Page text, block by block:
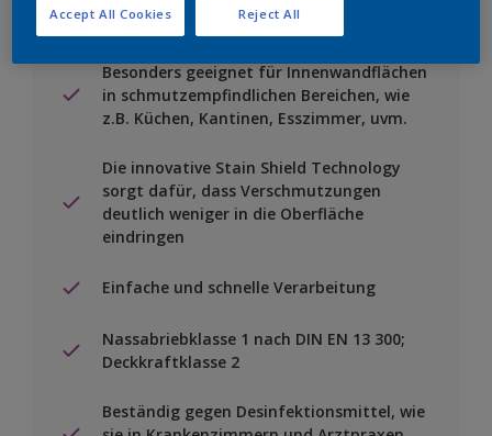
Besondere Merkmale
Besonders geeignet für Innenwandflächen
in schmutzempfindlichen Bereichen, wie
z.B. Küchen, Kantinen, Esszimmer, uvm.
Die innovative Stain Shield Technology
sorgt dafür, dass Verschmutzungen
deutlich weniger in die Oberfläche
eindringen
Einfache und schnelle Verarbeitung
Nassabriebklasse 1 nach DIN EN 13 300;
Deckkraftklasse 2
Beständig gegen Desinfektionsmittel, wie
Reject All
Accept All Cookies